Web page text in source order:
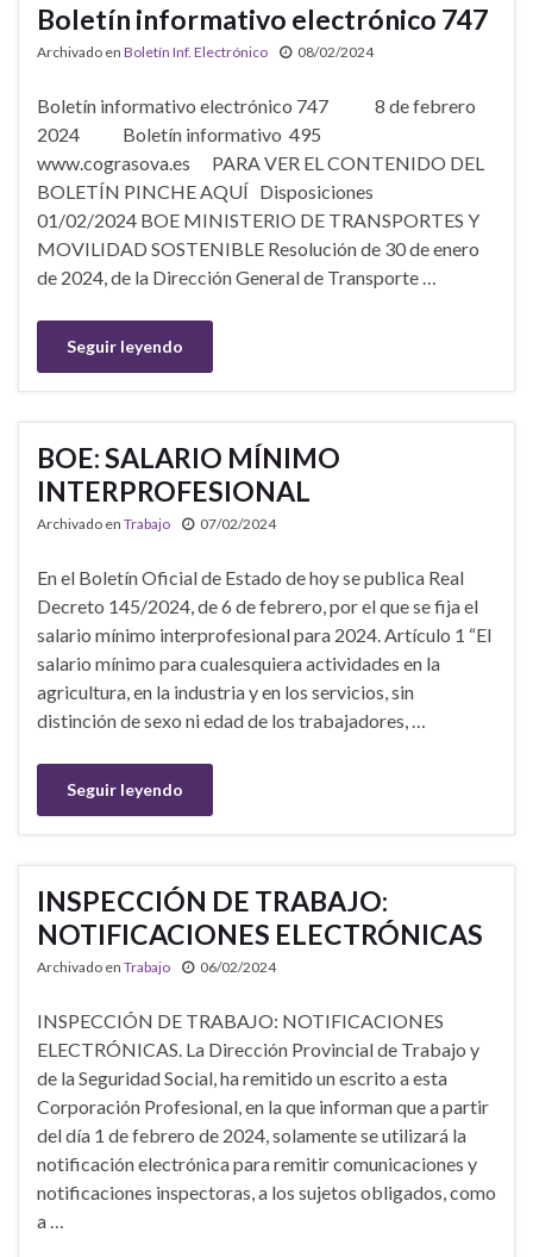
Boletín informativo electrónico 747
Archivado en Boletín Inf. Electrónico 08/02/2024
Boletín informativo electrónico 747 8 de febrero
2024 Boletín informativo 495
www.cograsova.es PARA VER EL CONTENIDO DEL
BOLETÍN PINCHE AQUÍ Disposiciones
01/02/2024 BOE MINISTERIO DE TRANSPORTES Y
MOVILIDAD SOSTENIBLE Resolución de 30 de enero
de 2024, de la Dirección General de Transporte …
Seguir leyendo
BOE: SALARIO MÍNIMO
INTERPROFESIONAL
Archivado en Trabajo 07/02/2024
En el Boletín Oficial de Estado de hoy se publica Real
Decreto 145/2024, de 6 de febrero, por el que se fija el
salario mínimo interprofesional para 2024. Artículo 1 “El
salario mínimo para cualesquiera actividades en la
agricultura, en la industria y en los servicios, sin
distinción de sexo ni edad de los trabajadores, …
Seguir leyendo
INSPECCIÓN DE TRABAJO:
NOTIFICACIONES ELECTRÓNICAS
Archivado en Trabajo 06/02/2024
INSPECCIÓN DE TRABAJO: NOTIFICACIONES
ELECTRÓNICAS. La Dirección Provincial de Trabajo y
de la Seguridad Social, ha remitido un escrito a esta
Corporación Profesional, en la que informan que a partir
del día 1 de febrero de 2024, solamente se utilizará la
notificación electrónica para remitir comunicaciones y
notificaciones inspectoras, a los sujetos obligados, como
a …